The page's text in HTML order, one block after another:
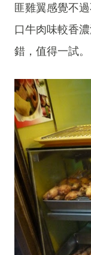
匪雞翼感覺不
口牛肉味較香
錯，值得一試。